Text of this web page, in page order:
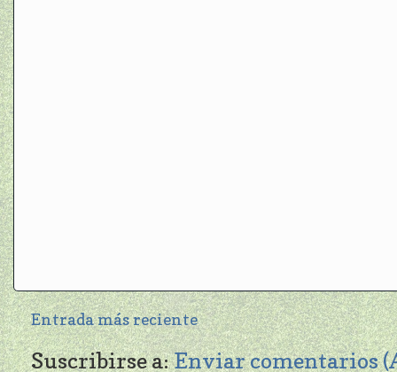
Entrada más reciente
Suscribirse a:Enviar comentarios